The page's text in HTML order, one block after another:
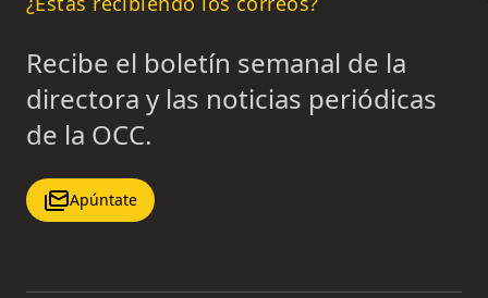
Recibe el boletín semanal de la
directora y las noticias periódicas
de la OCC.
Apúntate